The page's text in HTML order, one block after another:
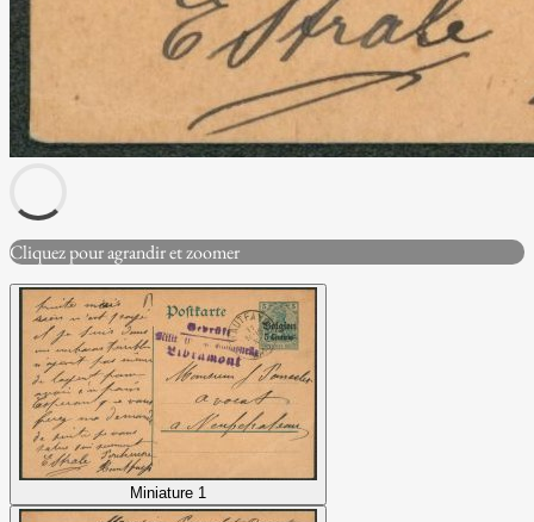
Cliquez pour agrandir et zoomer
Miniature 1